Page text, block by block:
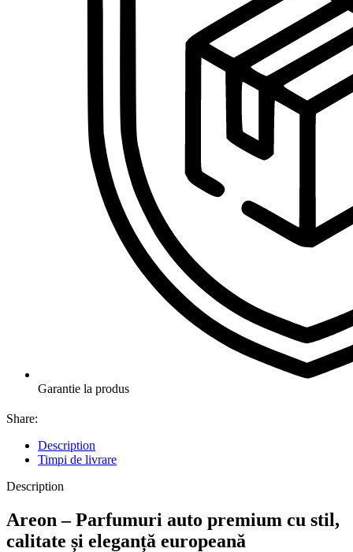
Garantie la produs
Share:
Description
Timpi de livrare
Description
Areon – Parfumuri auto premium cu stil,
calitate și eleganță europeană